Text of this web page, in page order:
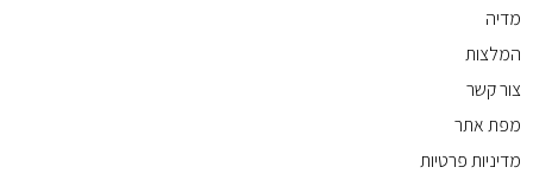
מדיה
המלצות
צור קשר
מפת אתר
מדיניות פרטיות